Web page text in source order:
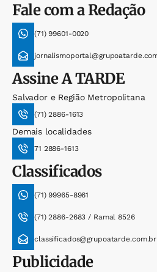
Fale com a Redação
(71) 99601-0020
AssineA TARDE
Salvador e Região Metropolitana
(71) 2886-1613
Demais localidades
71 2886-1613
Classificados
(71) 99965-8961
(71) 2886-2683 / Ramal 8526
classificados@grupoatarde.com.br
Publicidade